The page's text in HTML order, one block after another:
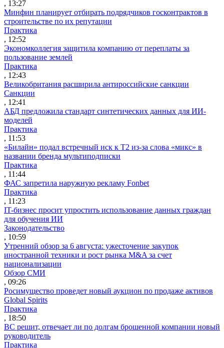
, 13:27
Минфин планирует отбирать подрядчиков госконтрактов в
строительстве по их репутации
Практика
, 12:52
Экономколлегия защитила компанию от переплаты за
пользование землей
Практика
, 12:43
Великобритания расширила антироссийские санкции
Санкции
, 12:41
АБД предложила стандарт синтетических данных для ИИ-
моделей
Практика
, 11:53
«Билайн» подал встречный иск к Т2 из-за слова «микс» в
названии бренда мультиподписки
Практика
, 11:44
ФАС запретила наружную рекламу Fonbet
Практика
, 11:23
IT-бизнес просит упростить использование данных граждан
для обучения ИИ
Законодательство
, 10:59
Утренний обзор за 6 августа: ужесточение закупок
иностранной техники и рост рынка M&A за счет
национализации
Обзор СМИ
, 09:26
Росимущество проведет новый аукцион по продаже активов
Global Spirits
Практика
, 18:50
ВС решит, отвечает ли по долгам брошенной компании новый
руководитель
Практика